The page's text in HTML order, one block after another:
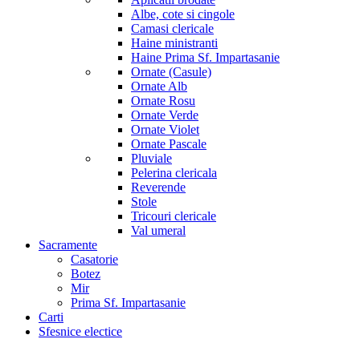
Albe, cote si cingole
Camasi clericale
Haine ministranti
Haine Prima Sf. Impartasanie
Ornate (Casule)
Ornate Alb
Ornate Rosu
Ornate Verde
Ornate Violet
Ornate Pascale
Pluviale
Pelerina clericala
Reverende
Stole
Tricouri clericale
Val umeral
Sacramente
Casatorie
Botez
Mir
Prima Sf. Impartasanie
Carti
Sfesnice electice